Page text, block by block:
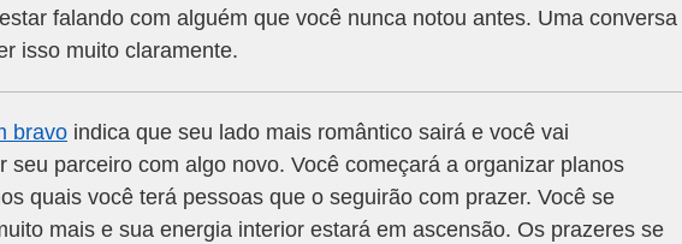
falando com alguém que você nunca notou antes. Uma conversa
isso muito claramente.
bravo indica que seu lado mais romântico sairá e você vai
seu parceiro com algo novo. Você começará a organizar planos
quais você terá pessoas que o seguirão com prazer. Você se
mais e sua energia interior estará em ascensão. Os prazeres se